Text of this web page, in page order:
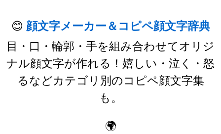
😊 顔文字メーカー＆コピペ顔文字辞典
目・口・輪郭・手を組み合わせてオリジ
ナル顔文字が作れる！嬉しい・泣く・怒
るなどカテゴリ別のコピペ顔文字集
も。
🌍